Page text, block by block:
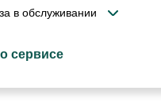
в обслуживании
сервисе